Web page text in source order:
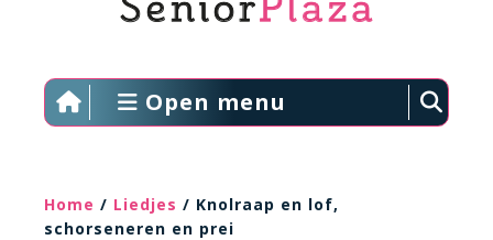
Open menu
Home / Liedjes / Knolraap en lof,
schorseneren en prei